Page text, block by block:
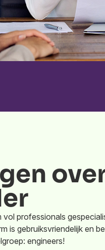
professionals
is gebruiksvriendelijk en
engineers!